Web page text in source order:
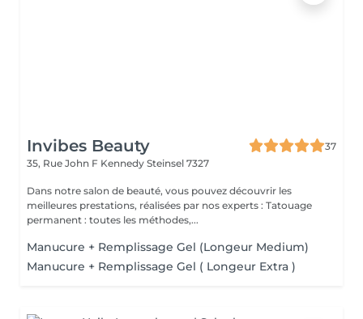
Invibes Beauty
37
35, Rue John F Kennedy Steinsel 7327
Dans notre salon de beauté, vous pouvez découvrir les
meilleures prestations, réalisées par nos experts : Tatouage
permanent : toutes les méthodes,...
Manucure + Remplissage Gel (Longeur Medium)
Manucure + Remplissage Gel ( Longeur Extra )